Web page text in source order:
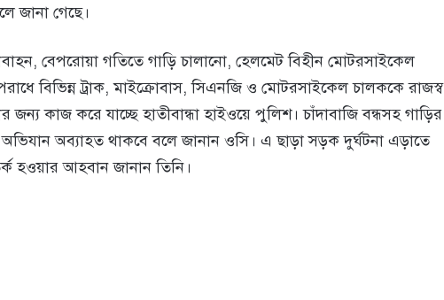
জানা গেছে।
বেপরোয়া গতিতে গাড়ি চালানো, হেলমেট বিহীন মোটরসাইকেল
বিভিন্ন ট্রাক, মাইক্রোবাস, সিএনজি ও মোটরসাইকেল চালককে রাজস্ব
কাজ করে যাচ্ছে হাতীবান্ধা হাইওয়ে পুলিশ। চাঁদাবাজি বন্ধসহ গাড়ির
অব্যাহত থাকবে বলে জানান ওসি। এ ছাড়া সড়ক দুর্ঘটনা এড়াতে
হওয়ার আহবান জানান তিনি।